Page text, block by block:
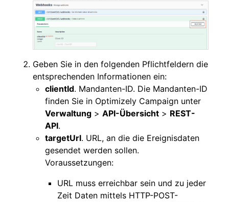
Geben Sie in den folgenden Pflichtfeldern die
entsprechenden Informationen ein:
clientId. Mandanten-ID. Die Mandanten-ID
finden Sie in Optimizely Campaign unter
Verwaltung > API-Übersicht > REST-
API.
targetUrl. URL, an die die Ereignisdaten
gesendet werden sollen.
Voraussetzungen:
URL muss erreichbar sein und zu jeder
Zeit Daten mittels HTTP-POST-